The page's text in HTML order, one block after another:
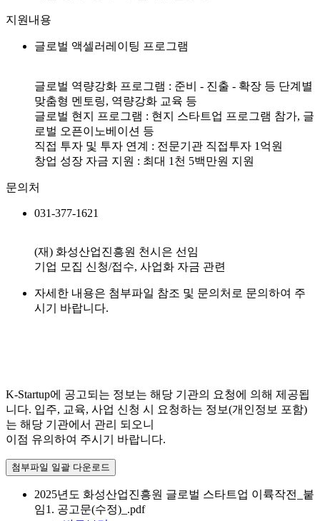
지원내용
글로벌 액셀러레이팅 프로그램
글로벌 역량강화 프로그램 : 준비 - 진출 - 확장 등 단계별
맞춤형 멘토링, 역량강화 교육 등
글로벌 현지 프로그램 : 현지 스타트업 프로그램 참가, 글
로벌 오픈이노베이션 등
직접 투자 및 투자 연계 : 전문기관 직접투자 1억원
창업 성장 자금 지원 : 최대 1천 5백만원 지원
문의처
031-377-1621
(재) 화성산업진흥원 천시은 선임
기업 모집 신청/접수, 사업화 자금 관련
자세한 내용은 첨부파일 참조 및 문의처로 문의하여 주
시기 바랍니다.
K-Startup에 공고되는 정보는 해당 기관의 요청에 의해 제공됩
니다. 입주, 교육, 사업 신청 시 요청하는 정보(개인정보 포함)
는 해당 기관에서 관리 되오니
이점 유의하여 주시기 바랍니다.
첨부파일 일괄 다운로드
2025년도 화성산업진흥원 글로벌 스타트업 이륙작전_붙
임1. 공고문(수정)_.pdf